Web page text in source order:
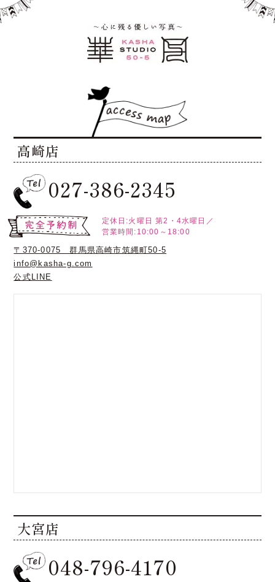
高崎店
027-386-2345
定休日:火曜日 第2・4水曜日／
営業時間:10:00～18:00
〒370-0075 群馬県高崎市筑縄町50-5
info@kasha-g.com
公式LINE
大宮店
048-796-4170